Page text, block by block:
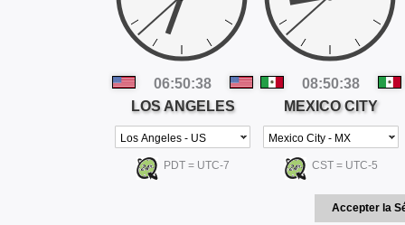
06:50:39
LOS ANGELES
PDT = UTC-7
08:50:39
MEXICO CITY
CST = UTC-5